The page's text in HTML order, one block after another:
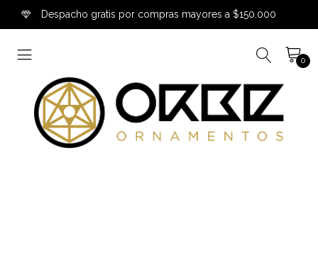
Despacho gratis por compras mayores a $150.000
0